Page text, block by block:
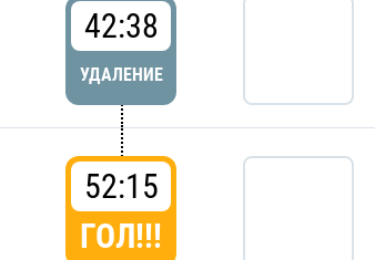
42:38
УДАЛЕНИЕ
52:15
ГОЛ!!!